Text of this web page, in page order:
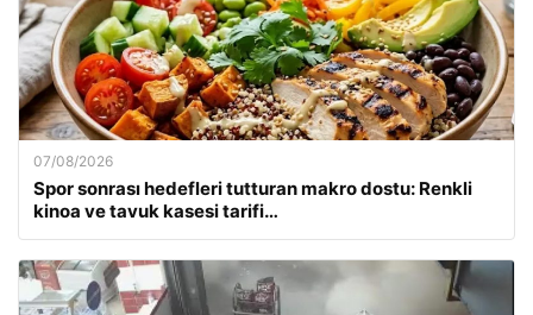
07/08/2026
Spor sonrası hedefleri tutturan makro dostu: Renkli
kinoa ve tavuk kasesi tarifi…